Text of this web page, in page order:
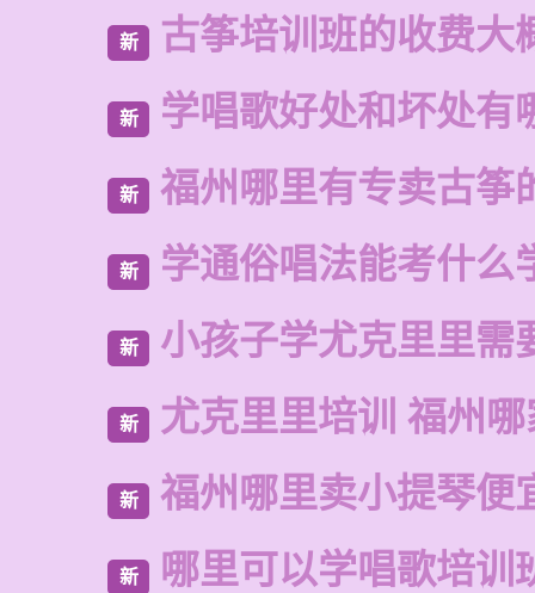
新 古筝培训班的收费大
新 学唱歌好处和坏处有
新 福州哪里有专卖古筝
新 学通俗唱法能考什么
新 小孩子学尤克里里需
新 尤克里里培训 福州
新 福州哪里卖小提琴便
新 哪里可以学唱歌培训